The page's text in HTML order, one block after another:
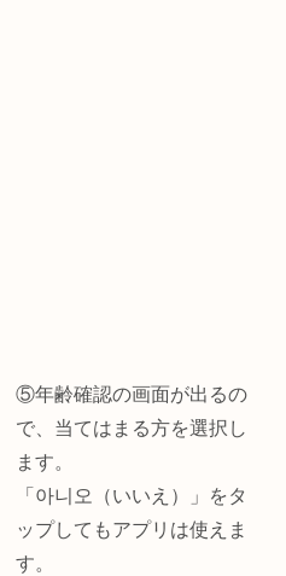
⑤年齢確認の画面が出るの
で、当てはまる方を選択し
ます。
「아니오（いいえ）」をタ
ップしてもアプリは使えま
す。